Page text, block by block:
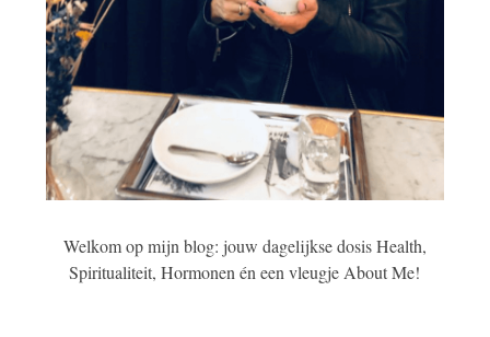
Welkom op mijn blog: jouw dagelijkse dosis Health,
Spiritualiteit, Hormonen én een vleugje About Me!